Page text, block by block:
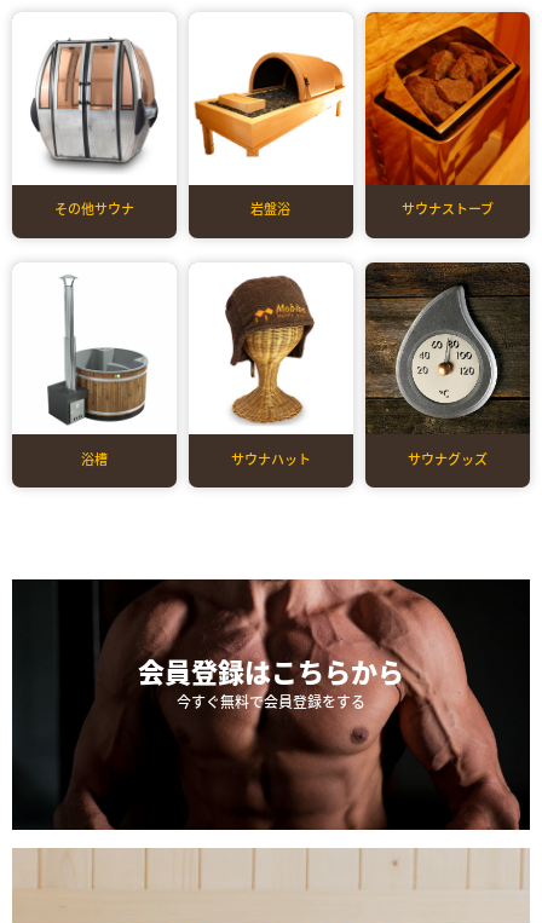
その他サウナ 岩盤浴 サウナストーブ
浴槽 サウナハット サウナグッズ
会員登録はこちらから
今すぐ無料で会員登録をする